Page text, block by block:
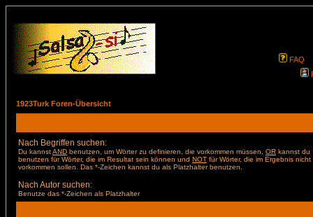
FAQ
1923Turk Foren-Übersicht
Nach Begriffen suchen:
Du kannstAND benutzen, um Wörter zu definieren, die vorkommen müssen, OR kannst du
benutzen für Wörter, die im Resultat sein können und NOT für Wörter, die im Ergebnis nicht
vorkommen sollen. Das *-Zeichen kannst du als Platzhalter benutzen.
Nach Autor suchen:
Benutze das *-Zeichen als Platzhalter